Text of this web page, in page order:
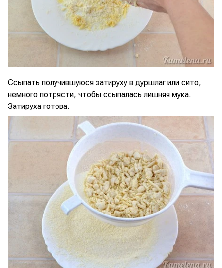
Ссыпать получившуюся затируху в дуршлаг или сито,
немного потрясти, чтобы ссыпалась лишняя мука.
Затируха готова.